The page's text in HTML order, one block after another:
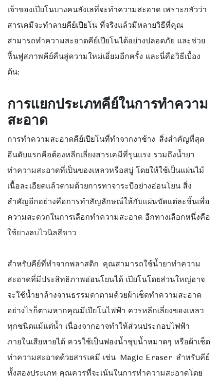
เจ้าของเปียโนบางคนลังเลที่จะทำความสะอาด เพราะกลัวว่า
สารเคมีจะทำลายคีย์เปียโน ที่จริงแล้วมีหลายวิธีที่คุณ
สามารถทำความสะอาดคีย์เปียโนได้อย่างปลอดภัย และช่วย
ฟื้นฟูสภาพคีย์คืนสู่ความใหม่เอี่ยมอีกครั้ง และนี่คือวิธีเบื้อง
ต้น:
การแยกประเภทคีย์ในการทำความ
สะอาด
การทำความสะอาดคีย์เปียโนที่ทำจากงาช้าง สิ่งสำคัญที่สุด
อีนดับแรกคือต้องหลีกเลี่ยงสารเคมีที่รุนแรง รวมถึงน้ำยา
ทำความสะอาดที่เป็นของเหลวหรือสบู่ โดยให้ใช้เป็นแผ่นไม้
เนื้อละเอียดแล้วตามด้วยการทาจาระบีอย่างอ่อนโยน สิ่ง
สำคัญอีกอย่างคือการทำสัญลักษณ์ให้กับแผ่นขัดแต่ละชิ้นเพื่อ
ความสะดวกในการเลือกทำความสะอาด อีกทางเลือกหนึ่งคือ
ใช้ยางลบไวนิลสีขาว
สำหรับคีย์ที่ทำจากพลาสติก คุณสามารถใช้น้ำยาทำความ
สะอาดที่มีประสิทธิภาพอ่อนโยนได้ เปียโนโดยส่วนใหญ่อาจ
จะใช้น้ำยาล้างจานธรรมดาตามด้วยผ้าเช็ดทำความสะอาด
อย่างไรก็ตามหากคุณมีเปียโนไฟฟ้า ควรหลีกเลี่ยงของเหลว
ทุกชนิดแม้แต่น้ำ เนื่องจากอาจทำให้ส่วนประกอบไฟฟ้า
ภายในเสียหายได้ ควรใช้เป็นฟองน้ำชุบน้ำหมาดๆ หรือผ้าเช็ด
ทำความสะอาดด้วยสารเคมี เช่น
Magic Eraser สำหรับคีย์
ทั้งสองประเภท คุณควรที่จะเน้นในการทำความสะอาดโดย